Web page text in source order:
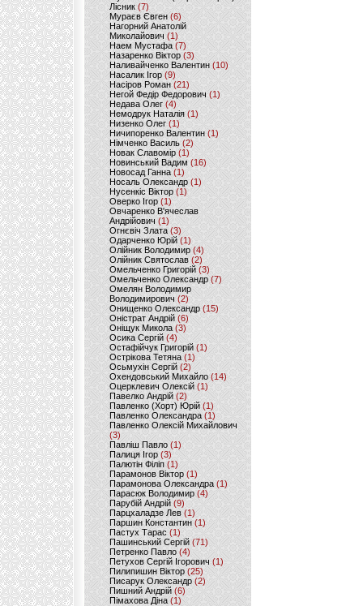
Лісник (7)
Мураєв Євген(6)
Нагорний Анатолій
Миколайович (1)
Наем Мустафа (7)
Назаренко Віктор (3)
Наливайченко Валентин (10)
Насалик Ігор(9)
Насіров Роман (21)
Негой Федір Федорович(1)
Недава Олег(4)
Немодрук Наталія(1)
Низенко Олег (1)
Ничипоренко Валентин (1)
Німченко Василь (2)
Новак Славомір (1)
Новинський Вадим (16)
Новосад Ганна (1)
Носаль Олександр (1)
Нусенкіс Віктор (1)
Оверко Ігор (1)
Овчаренко В'ячеслав
Андрійович(1)
Огнєвіч Злата (3)
Одарченко Юрій(1)
Олійник Володимир (4)
Олійник Святослав (2)
Омельченко Григорій (3)
Омельченко Олександр(7)
Омелян Володимир
Володимирович (2)
Онищенко Олександр (15)
Оністрат Андрій (6)
Оніщук Микола (3)
Осика Сергій(4)
Остафійчук Григорій(1)
Острікова Тетяна (1)
Осьмухін Сергій (2)
Охендовський Михайло (14)
Оцерклевич Олексій (1)
Павелко Андрій (2)
Павленко (Хорт) Юрій (1)
Павленко Олександра (1)
Павленко Олексій Михайлович
(3)
Павліш Павло(1)
Палиця Ігор (3)
Палютін Філіп(1)
Парамонов Віктор (1)
Парамонова Олександра(1)
Парасюк Володимир(4)
Парубій Андрій (9)
Парцхаладзе Лев (1)
Паршин Константин(1)
Пастух Тарас (1)
Пашинський Сергій (71)
Петренко Павло (4)
Петухов Сергій Ігорович (1)
Пилипишин Віктор(25)
Писарук Олександр(2)
Пишний Андрій (6)
Пімахова Діна(1)